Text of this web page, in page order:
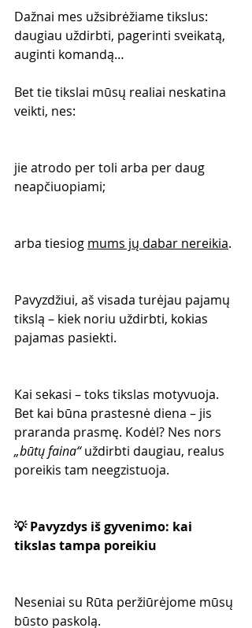
Dažnai mes užsibrėžiame tikslus:
daugiau uždirbti, pagerinti sveikatą,
auginti komandą…
Bet tie tikslai mūsų realiai neskatina
veikti, nes:
jie atrodo per toli arba per daug
neapčiuopiami;
arba tiesiog mums jų dabar nereikia.
Pavyzdžiui, aš visada turėjau pajamų
tikslą – kiek noriu uždirbti, kokias
pajamas pasiekti.
Kai sekasi – toks tikslas motyvuoja.
Bet kai būna prastesnė diena – jis
praranda prasmę. Kodėl? Nes nors
„būtų faina“ uždirbti daugiau, realus
poreikis tam neegzistuoja.
💡 Pavyzdys iš gyvenimo: kai
tikslas tampa poreikiu
Neseniai su Rūta peržiūrėjome mūsų
būsto paskolą.